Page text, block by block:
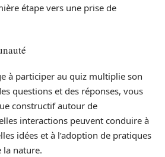
étape vers une prise de
à participer au quiz multiplie son
questions et des réponses, vous
constructif autour de
interactions peuvent conduire à
idées et à l’adoption de pratiques
la nature.